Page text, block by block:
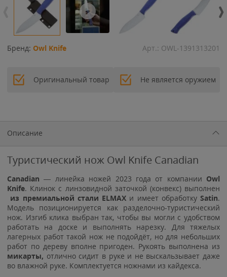
Бренд: Owl Knife Арт.: OWL-1391313201
Оригинальный товар Не является оружием
Описание
Туристический нож Owl Knife Canadian
Canadian — линейка ножей 2023 года от компании Owl
Knife. Клинок с линзовидной заточкой (конвекс) выполнен
из премиальной стали ELMAX и имеет обработку Satin.
Модель позиционируется как разделочно-туристический
нож. Изгиб клика выбран так, чтобы вы могли с удобством
работать на доске и выполнять нарезку. Для тяжелых
лагерных работ такой нож не подойдёт, но для небольших
работ по дереву вполне пригоден. Рукоять выполнена из
микарты, отлично сидит в руке и не выскальзывает даже
во влажной руке. Комплектуется ножнами из кайдекса.